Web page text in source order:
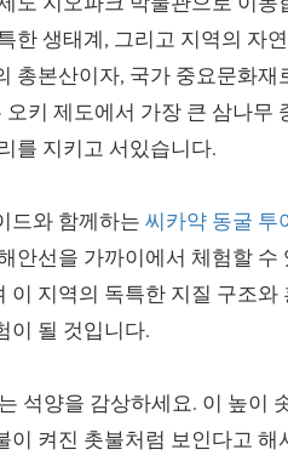
한 생태계, 그리고 지역의 자
총본산이자, 국가 중요문화재
키 제도에서 가장 큰 삼나무
를 지키고 서있습니다.
드와 함께하는 씨카약 동굴 투
안선을 가까이에서 체험할 수
지역의 독특한 지질 구조와
이 될 것입니다.
석양을 감상하세요. 이 높이
켜진 촛불처럼 보인다고 해